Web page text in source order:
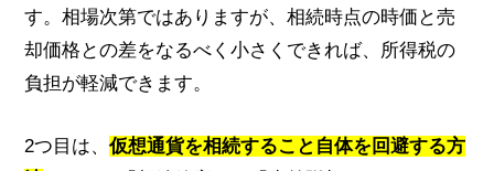
す。相場次第ではありますが、相続時点の時価と売
却価格との差をなるべく小さくできれば、所得税の
負担が軽減できます。
2つ目は、仮想通貨を相続すること自体を回避する方